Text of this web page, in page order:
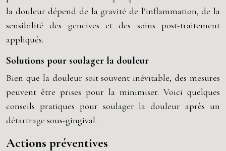
la douleur dépend de la gravité de l’inflammation, de la
sensibilité des gencives et des soins post-traitement
appliqués.
Solutions pour soulager la douleur
Bien que la douleur soit souvent inévitable, des mesures
peuvent être prises pour la minimiser. Voici quelques
conseils pratiques pour soulager la douleur après un
détartrage sous-gingival.
Actions préventives